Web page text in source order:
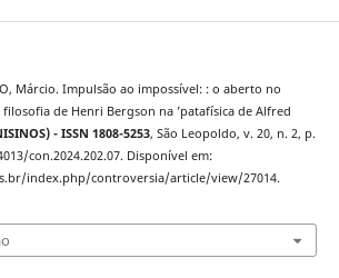
Márcio. Impulsão ao impossível: : o aberto no
de Henri Bergson na ’patafísica de Alfred
- ISSN 1808-5253, São Leopoldo, v. 20, n. 2, p.
con.2024.202.07. Disponível em:
index.php/controversia/article/view/27014.